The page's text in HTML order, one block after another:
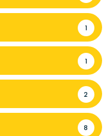
1
1
2
8